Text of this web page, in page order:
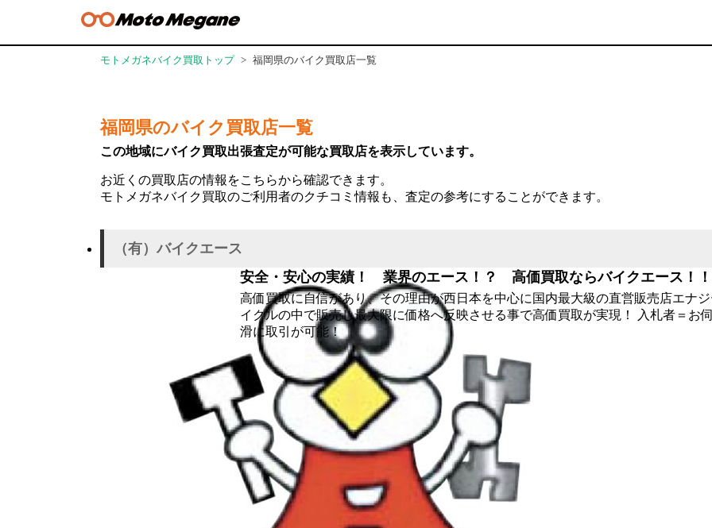
モトメガネバイク買取トップ 福岡県のバイク買取店一覧
福岡県のバイク買取店一覧
この地域にバイク買取出張査定が可能な買取店を表示しています。
お近くの買取店の情報をこちらから確認できます。
モトメガネバイク買取のご利用者のクチコミ情報も、査定の参考にすることができます。
（有）バイクエース
安全・安心の実績！ 業界のエース！？ 高価買取ならバイクエース！！
高価買取に自信があり、その理由が西日本を中心に国内最大級の直営販売店エナ
イクルの中で販売し最大限に価格へ反映させる事で高価買取が実現！ 入札者＝お
滑に取引が可能！